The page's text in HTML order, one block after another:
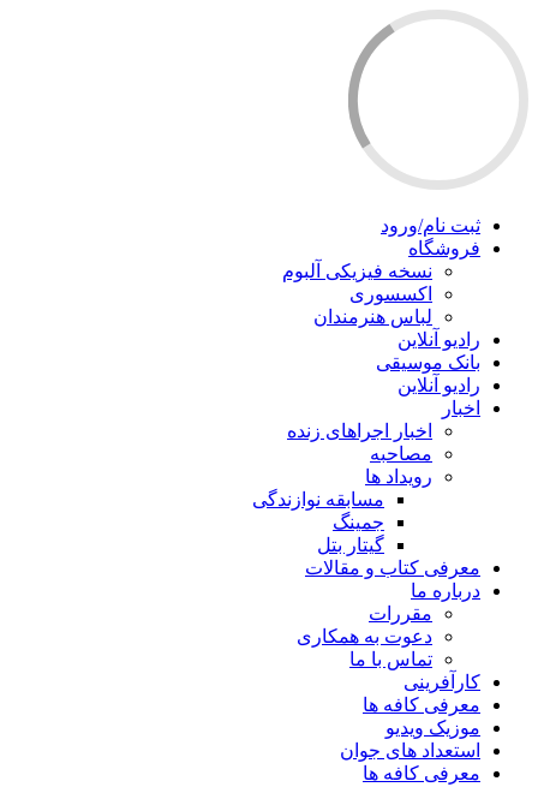
ثبت نام/ورود
فروشگاه
نسخه فیزیکی آلبوم
اکسسوری
لباس هنرمندان
رادیو آنلاین
بانک موسیقی
رادیو آنلاین
اخبار
اخبار اجراهای زنده
مصاحبه
رویداد ها
مسابقه نوازندگی
جمینگ
گیتار بتل
معرفی کتاب و مقالات
درباره ما
مقررات
دعوت به همکاری
تماس با ما
کارآفرینی
معرفی کافه ها
موزیک ویدیو
استعداد های جوان
معرفی کافه ها